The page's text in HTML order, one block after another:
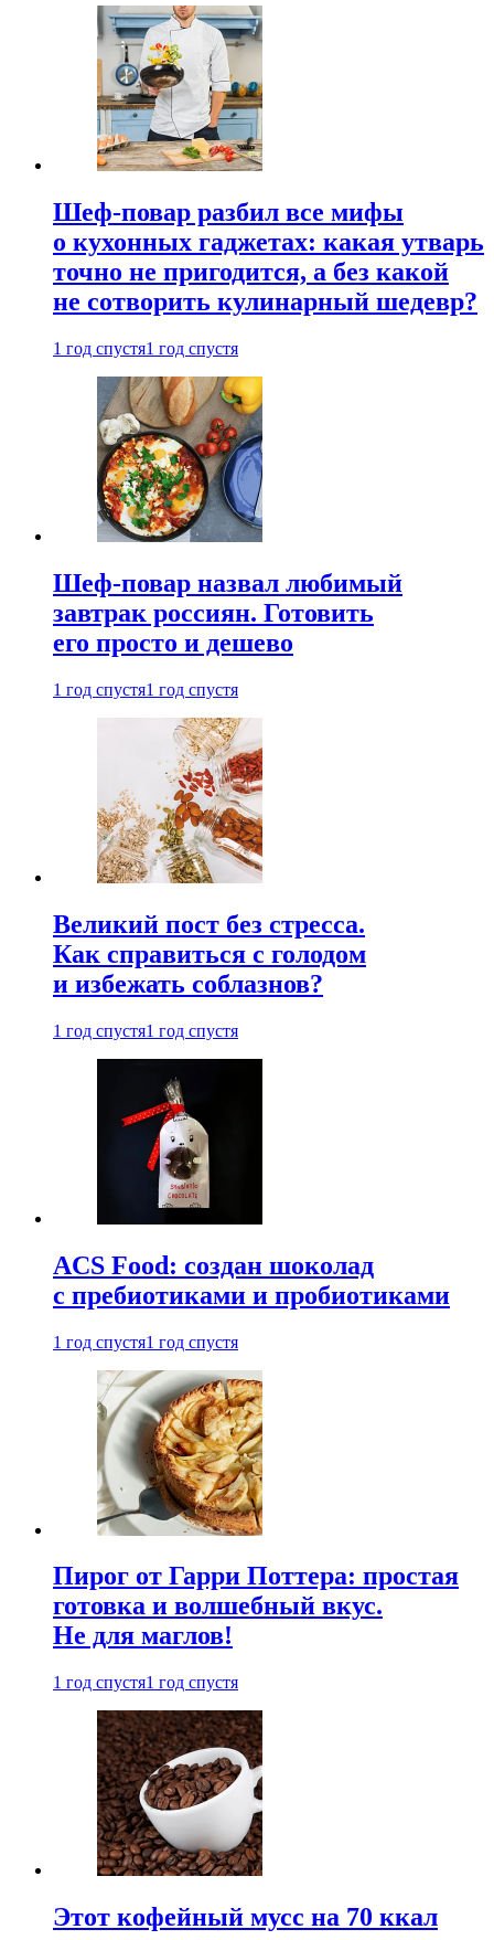
Шеф-повар разбил все мифы
о кухонных гаджетах: какая утварь
точно не пригодится, а без какой
не сотворить кулинарный шедевр?
1 год спустя1 год спустя
Шеф-повар назвал любимый
завтрак россиян. Готовить
его просто и дешево
1 год спустя1 год спустя
Великий пост без стресса.
Как справиться с голодом
и избежать соблазнов?
1 год спустя1 год спустя
ACS Food: создан шоколад
с пребиотиками и пробиотиками
1 год спустя1 год спустя
Пирог от Гарри Поттера: простая
готовка и волшебный вкус.
Не для маглов!
1 год спустя1 год спустя
Этот кофейный мусс на 70 ккал